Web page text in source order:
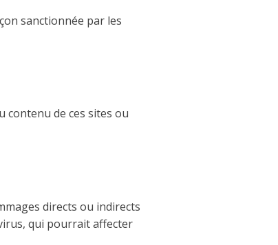
sanctionnée par les
contenu de ces sites ou
directs ou indirects
qui pourrait affecter